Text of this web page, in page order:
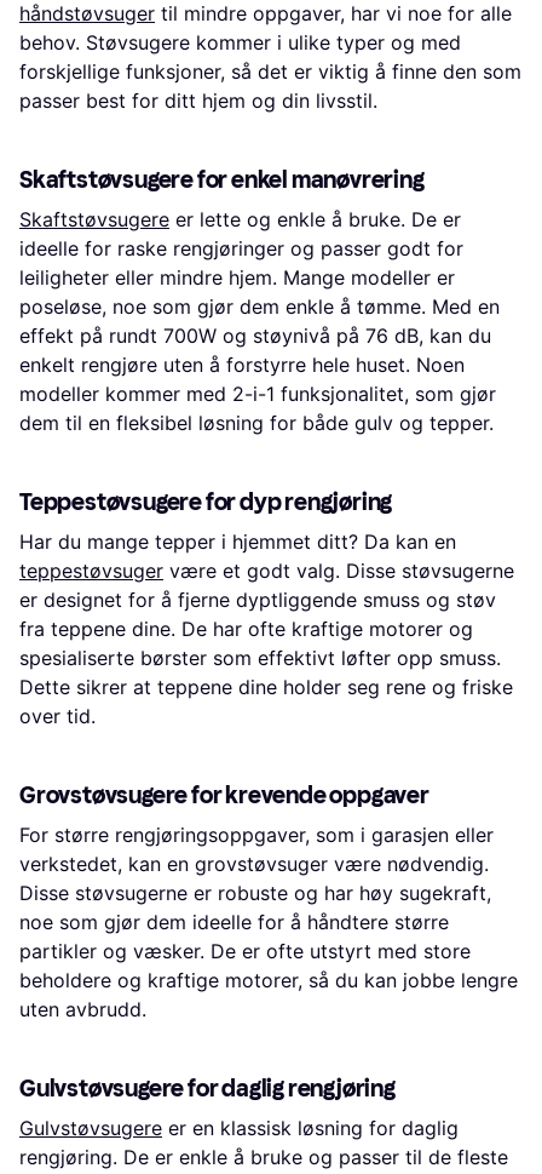
håndstøvsuger til mindre oppgaver, har vi noe for alle
behov. Støvsugere kommer i ulike typer og med
forskjellige funksjoner, så det er viktig å finne den som
passer best for ditt hjem og din livsstil.
Skaftstøvsugere for enkel manøvrering
Skaftstøvsugere er lette og enkle å bruke. De er
ideelle for raske rengjøringer og passer godt for
leiligheter eller mindre hjem. Mange modeller er
poseløse, noe som gjør dem enkle å tømme. Med en
effekt på rundt 700W og støynivå på 76 dB, kan du
enkelt rengjøre uten å forstyrre hele huset. Noen
modeller kommer med 2-i-1 funksjonalitet, som gjør
dem til en fleksibel løsning for både gulv og tepper.
Teppestøvsugere for dyp rengjøring
Har du mange tepper i hjemmet ditt? Da kan en
teppestøvsuger være et godt valg. Disse støvsugerne
er designet for å fjerne dyptliggende smuss og støv
fra teppene dine. De har ofte kraftige motorer og
spesialiserte børster som effektivt løfter opp smuss.
Dette sikrer at teppene dine holder seg rene og friske
over tid.
Grovstøvsugere for krevende oppgaver
For større rengjøringsoppgaver, som i garasjen eller
verkstedet, kan en grovstøvsuger være nødvendig.
Disse støvsugerne er robuste og har høy sugekraft,
noe som gjør dem ideelle for å håndtere større
partikler og væsker. De er ofte utstyrt med store
beholdere og kraftige motorer, så du kan jobbe lengre
uten avbrudd.
Gulvstøvsugere for daglig rengjøring
Gulvstøvsugere er en klassisk løsning for daglig
rengjøring. De er enkle å bruke og passer til de fleste